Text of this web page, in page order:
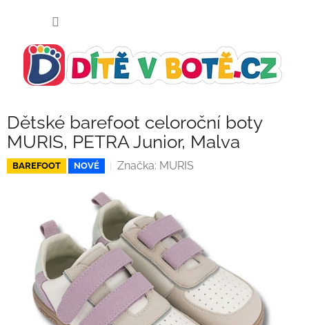
Dětské barefoot celoroční boty
MURIS, PETRA Junior, Malva
BAREFOOT NOVÉ Značka: MURIS